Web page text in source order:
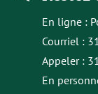
En ligne :
Courriel :
Appeler :
En